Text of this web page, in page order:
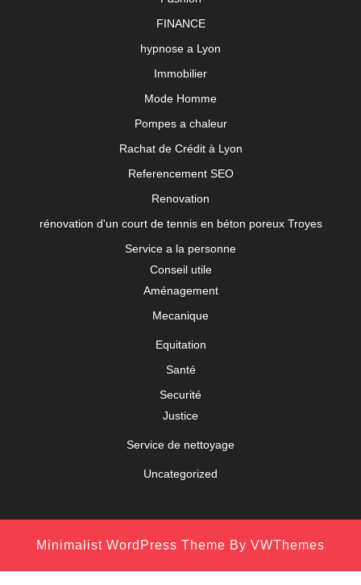
FINANCE
hypnose a Lyon
Immobilier
Mode Homme
Pompes a chaleur
Rachat de Crédit à Lyon
Referencement SEO
Renovation
rénovation d'un court de tennis en béton poreux Troyes
Service a la personne
Conseil utile
Aménagement
Mecanique
Equitation
Santé
Securité
Justice
Service de nettoyage
Uncategorized
Minimalist WordPress Theme By VWThemes